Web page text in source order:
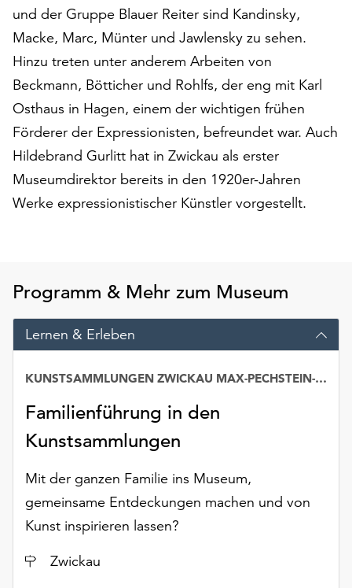
Seite
die
Schaltfläche
„Cookie-
Einstellungen“
zur
Verfügung.
Funktionale
Cookies
werden
auch
ausgeführt.
Möchten
Sie
verwendeten
anpassen,
erreichen
Sie
die
Einstellungen
über
die
„Auswählen“.
und der Gruppe Blauer Reiter sind Kandinsky,
Macke, Marc, Münter und Jawlensky zu sehen.
Hinzu treten unter anderem Arbeiten von
Beckmann, Bötticher und Rohlfs, der eng mit Karl
Osthaus in Hagen, einem der wichtigen frühen
Förderer der Expressionisten, befreundet war. Auch
Hildebrand Gurlitt hat in Zwickau als erster
Museumdirektor bereits in den 1920er-Jahren
Werke expressionistischer Künstler vorgestellt.
Programm & Mehr zum Museum
Lernen & Erleben
Familienführung in den
Kunstsammlungen
KUNSTSAMMLUNGEN ZWICKAU MAX-PECHSTEIN-MUSEUM
Mit der ganzen Familie ins Museum,
gemeinsame Entdeckungen machen und von
Kunst inspirieren lassen?
Ort
Zwickau